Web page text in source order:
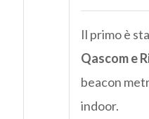
Il primo è
Qascom e
beacon
indoor.